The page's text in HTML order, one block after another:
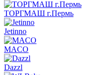
ТОРГМАШ г.Пермь
Jetinno
MACO
Dazzl